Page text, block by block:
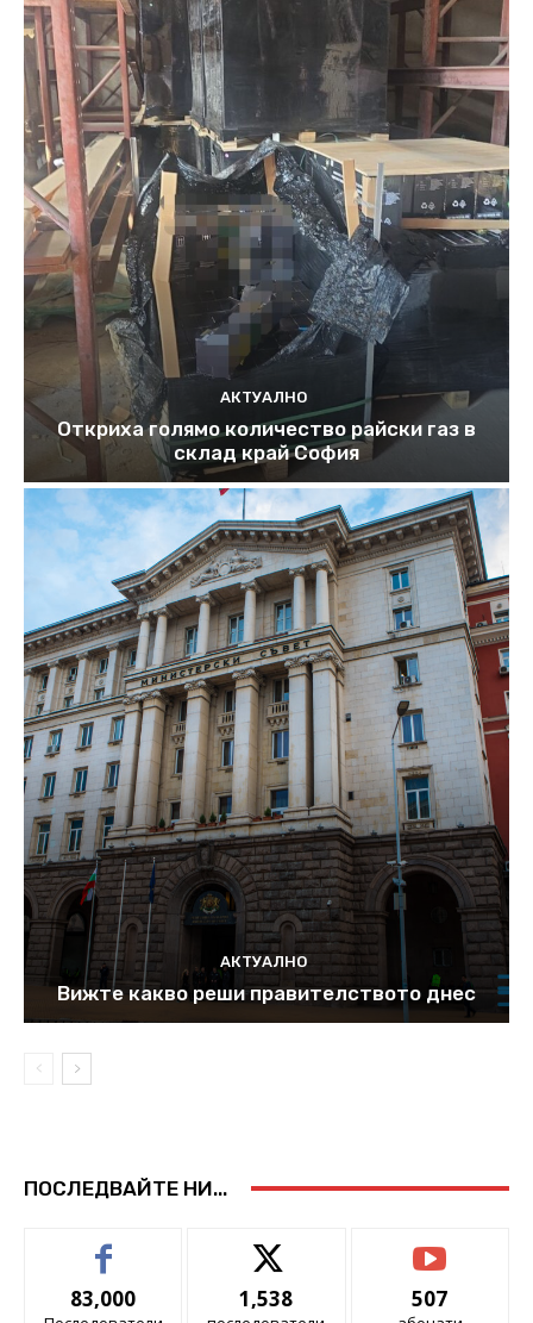
АКТУАЛНО
Откриха голямо количество райски газ в
склад край София
АКТУАЛНО
Вижте какво реши правителството днес
ПОСЛЕДВАЙТЕ НИ...
83,000 1,538 507